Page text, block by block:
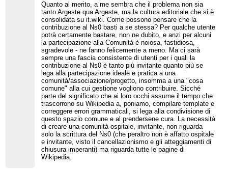
Quanto al merito, a me sembra che il problema non sia
tanto Argeste qua Argeste, ma la cultura editoriale che si è
consolidata su it.wiki. Come possono pensare che la
contribuzione al Ns0 basti a se stessa? Per qualche utente
potrà certamente bastare, non ne dubito, e anzi per alcuni
la partecipazione alla Comunità è noiosa, fastidiosa,
sgradevole - ne fanno felicemente a meno. Ma ci sarà
sempre una fascia consistente di utenti per i quali la
contribuzione al Ns0 è tanto più invitante quanto più se
lega alla partecipazione ideale e pratica a una
comunità/associazione/progetto, insomma a una "cosa
comune" alla cui gestione vogliono contribuire. Sicché
parte del significato che ai loro occhi assume il tempo che
trascorrono su Wikipedia a, poniamo, compilare template e
correggere errori grammaticali, si lega alla condivisione di
questo spazio comune e al prendersene cura. La necessità
di creare una comunità ospitale, invitante, non riguarda
solo la scrittura del Ns0 (che peraltro non è affatto ospitale
e invitante, visto il cancellazionismo e gli atteggiamenti di
chiusura imperanti) ma riguarda tutte le pagine di
Wikipedia.